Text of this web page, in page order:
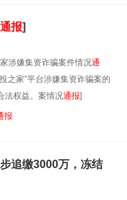
通报]
涉嫌集资诈骗案件情况通
之家”平台涉嫌集资诈骗案的
法权益。案情况通报]
报
追缴3000万，冻结